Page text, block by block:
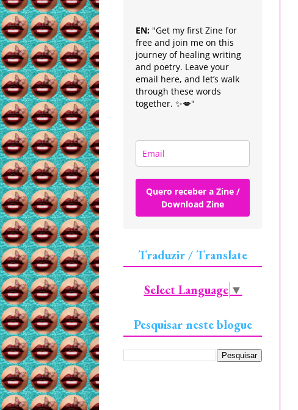
EN: "Get my first Zine for
free and join me on this
journey of healing writing
and poetry. Leave your
email here, and let’s walk
through these words
together. ✨💋"
Quero receber a Zine /
Download Zine
Traduzir / Translate
Select Language ▼
Pesquisar neste blogue